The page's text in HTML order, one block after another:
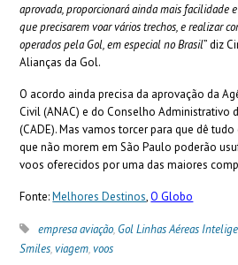
aprovada, proporcionará ainda mais facilidade
que precisarem voar vários trechos, e realizar
operados pela Gol, em especial no Brasil” diz
Alianças da Gol.
O acordo ainda precisa da aprovação da
Civil (ANAC) e do Conselho Administrativo
(CADE). Mas vamos torcer para que dê
que não morem em São Paulo poderão
voos oferecidos por uma das maiores
Fonte:Melhores Destinos, O Globo
empresa aviação, Gol Linhas Aéreas
Smiles,viagem,voos